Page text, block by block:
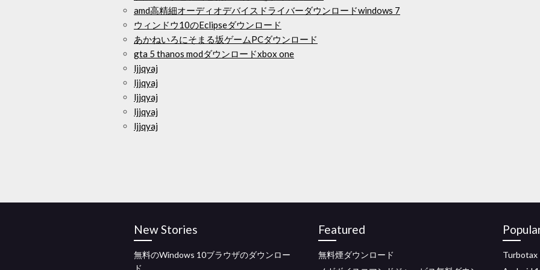
amd高精細オーディオデバイスドライバーダウンロードwindows 7
ウィンドウ10のEclipseダウンロード
あかねいろにそまる坂ゲームPCダウンロード
gta 5 thanos modダウンロードxbox one
ljjqyaj
ljjqyaj
ljjqyaj
ljjqyaj
ljjqyaj
New Stories
無料のWindows 10ブラウザのダウンロー
ド
Featured
無料煙ダウンロード
Turbotax